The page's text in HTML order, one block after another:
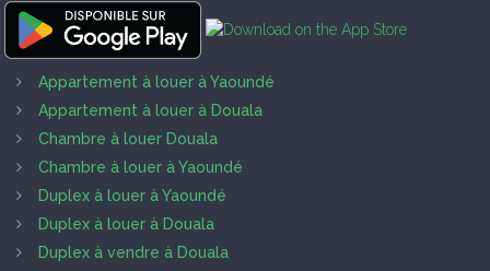
Appartement à louer à Yaoundé
Appartement à louer à Douala
Chambre à louer Douala
Chambre à louer à Yaoundé
Duplex à louer à Yaoundé
Duplex à louer à Douala
Duplex à vendre à Douala